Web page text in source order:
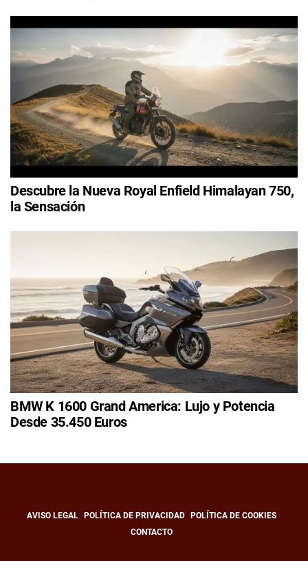
Descubre la Nueva Royal Enfield Himalayan 750,
la Sensación
BMW K 1600 Grand America: Lujo y Potencia
Desde 35.450 Euros
AVISO LEGAL POLÍTICA DE PRIVACIDAD
POLÍTICA DE COOKIES
CONTACTO